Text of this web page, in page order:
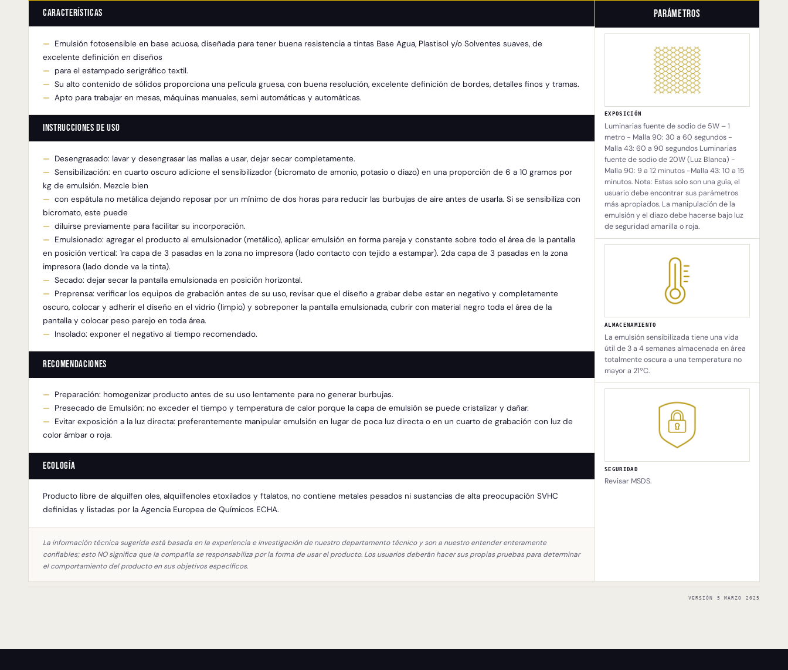
Características
Emulsión fotosensible en base acuosa, diseñada para tener buena resistencia a tintas Base Agua, Plastisol y/o Solventes suaves, de
excelente definición en diseños
para el estampado serigráfico textil.
Su alto contenido de sólidos proporciona una película gruesa, con buena resolución, excelente definición de bordes, detalles finos y tramas.
Apto para trabajar en mesas, máquinas manuales, semi automáticas y automáticas.
Instrucciones de uso
Desengrasado: lavar y desengrasar las mallas a usar, dejar secar completamente.
Sensibilización: en cuarto oscuro adicione el sensibilizador (bicromato de amonio, potasio o diazo) en una proporción de 6 a 10 gramos por
kg de emulsión. Mezcle bien
con espátula no metálica dejando reposar por un mínimo de dos horas para reducir las burbujas de aire antes de usarla. Si se sensibiliza con
bicromato, este puede
diluirse previamente para facilitar su incorporación.
Emulsionado: agregar el producto al emulsionador (metálico), aplicar emulsión en forma pareja y constante sobre todo el área de la pantalla
en posición vertical: 1ra capa de 3 pasadas en la zona no impresora (lado contacto con tejido a estampar). 2da capa de 3 pasadas en la zona
impresora (lado donde va la tinta).
Secado: dejar secar la pantalla emulsionada en posición horizontal.
Preprensa: verificar los equipos de grabación antes de su uso, revisar que el diseño a grabar debe estar en negativo y completamente
oscuro, colocar y adherir el diseño en el vidrio (limpio) y sobreponer la pantalla emulsionada, cubrir con material negro toda el área de la
pantalla y colocar peso parejo en toda área.
Insolado: exponer el negativo al tiempo recomendado.
Recomendaciones
Preparación: homogenizar producto antes de su uso lentamente para no generar burbujas.
Presecado de Emulsión: no exceder el tiempo y temperatura de calor porque la capa de emulsión se puede cristalizar y dañar.
Evitar exposición a la luz directa: preferentemente manipular emulsión en lugar de poca luz directa o en un cuarto de grabación con luz de
color ámbar o roja.
Ecología
Producto libre de alquilfen oles, alquilfenoles etoxilados y ftalatos, no contiene metales pesados ni sustancias de alta preocupación SVHC
definidas y listadas por la Agencia Europea de Químicos ECHA.
La información técnica sugerida está basada en la experiencia e investigación de nuestro departamento técnico y son a nuestro entender enteramente
confiables; esto NO significa que la compañía se responsabiliza por la forma de usar el producto. Los usuarios deberán hacer sus propias pruebas para determinar
el comportamiento del producto en sus objetivos específicos.
Parámetros
EXPOSICIÓN
Luminarias fuente de sodio de 5W – 1
metro - Malla 90: 30 a 60 segundos -
Malla 43: 60 a 90 segundos Luminarias
fuente de sodio de 20W (Luz Blanca) -
Malla 90: 9 a 12 minutos -Malla 43: 10 a 15
minutos. Nota: Estas solo son una guía, el
usuario debe encontrar sus parámetros
más apropiados. La manipulación de la
emulsión y el diazo debe hacerse bajo luz
de seguridad amarilla o roja.
ALMACENAMIENTO
La emulsión sensibilizada tiene una vida
útil de 3 a 4 semanas almacenada en área
totalmente oscura a una temperatura no
mayor a 21ºC.
SEGURIDAD
Revisar MSDS.
VERSIÓN 5 MARZO 2025